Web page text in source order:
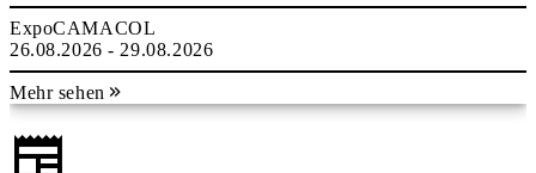
ExpoCAMACOL
26.08.2026 - 29.08.2026
Mehr sehen